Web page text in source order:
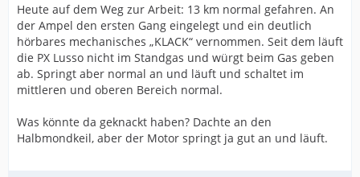
Heute auf dem Weg zur Arbeit: 13 km normal gefahren. An
der Ampel den ersten Gang eingelegt und ein deutlich
hörbares mechanisches „KLACK“ vernommen. Seit dem läuft
die PX Lusso nicht im Standgas und würgt beim Gas geben
ab. Springt aber normal an und läuft und schaltet im
mittleren und oberen Bereich normal.
Was könnte da geknackt haben? Dachte an den
Halbmondkeil, aber der Motor springt ja gut an und läuft.